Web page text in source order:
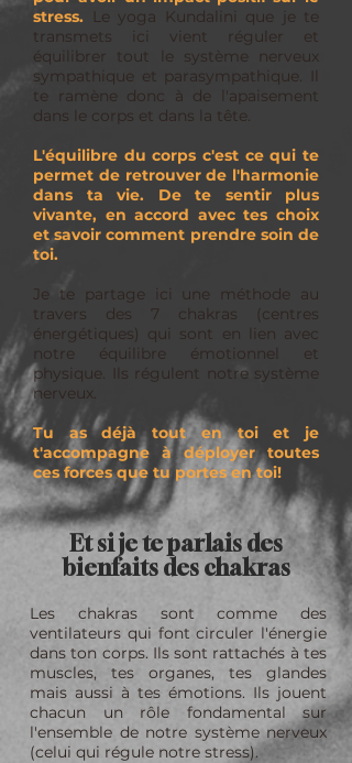
stress.
Le yoga Kundalini que je te
transmets ici vient réguler et
équilibrer tout le système nerveux
sympathique et parasympathique. Il
te ramène donc à de l'apaisement
dans le corps et dans la tête.
L'équilibre du corps c'est ce qui te
permet de retrouver de l'harmonie
dans ta vie. De te sentir plus
vivante, en accord avec tes choix
et savoir comment prendre soin de
toi.
Je te partage ici une méthode au
travers des 7 chakras (centres
énergétiques) qui sont en lien avec
notre équilibre émotionnel et
physique. Ils régulent notre système
nerveux.
Tu as déjà tout en toi et je
t'accompagne à déployer toutes
ces forces que tu portes en toi!
Et si je te parlais des
bienfaits des chakras
Les chakras sont comme des
ventilateurs qui font circuler l'énergie
dans ton corps. Ils sont rattachés à tes
muscles, tes organes, tes glandes
mais aussi à tes émotions. Ils jouent
chacun un rôle fondamental sur
l'ensemble de notre système nerveux
(celui qui régule notre stress).